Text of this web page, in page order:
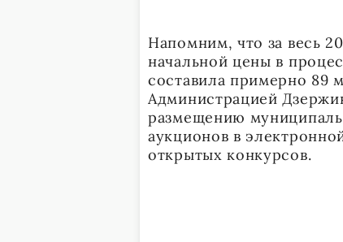
Напомним, что за весь
начальной цены в
составила примерно 89
Администрацией
размещению
аукционов в
открытых конкурсов.